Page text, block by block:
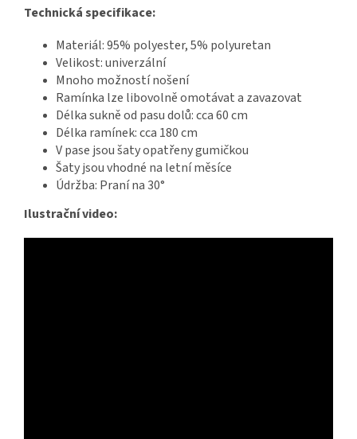
Technická specifikace:
Materiál: 95% polyester, 5% polyuretan
Velikost: univerzální
Mnoho možností nošení
Ramínka lze libovolně omotávat a zavazovat
Délka sukně od pasu dolů: cca 60 cm
Délka ramínek: cca 180 cm
V pase jsou šaty opatřeny gumičkou
Šaty jsou vhodné na letní měsíce
Údržba: Praní na 30°
Ilustrační video: